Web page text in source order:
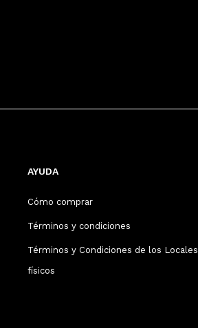
AYUDA
Cómo comprar
Términos y condiciones
Términos y Condiciones de los Locales
físicos